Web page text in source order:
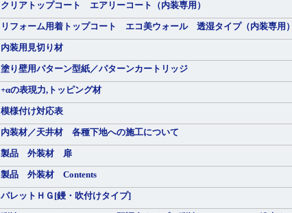
クリアトップコート エアリーコート（内装専用）
リフォーム用着トップコート エコ美ウォール 透湿タイプ（内装専用
内装用見切り材
塗り壁用パターン型紙／パターンカートリッジ
+αの表現力,トッピング材
模様付け対応表
内装材／天井材 各種下地への施工について
製品 外装材 扉
製品 外装材 Contents
パレットＨＧ[鏝・吹付けタイプ]